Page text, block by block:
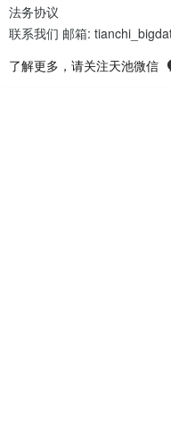
法务协议
联系我们 邮箱:
了解更多，请关注天池微信